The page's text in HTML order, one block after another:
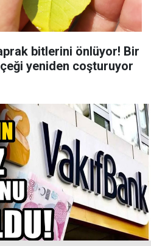
bitlerini önlüyor! Bir
yeniden coşturuyor